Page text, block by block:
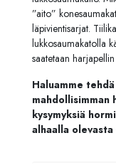
”aito”
läpivientisarjat.
lukkosaumakatolla
saatetaan
Haluamme
mahdollisimman
kysymyksiä
alhaalla